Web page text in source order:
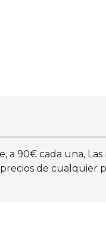
a 90€ cada una,
de cualquier